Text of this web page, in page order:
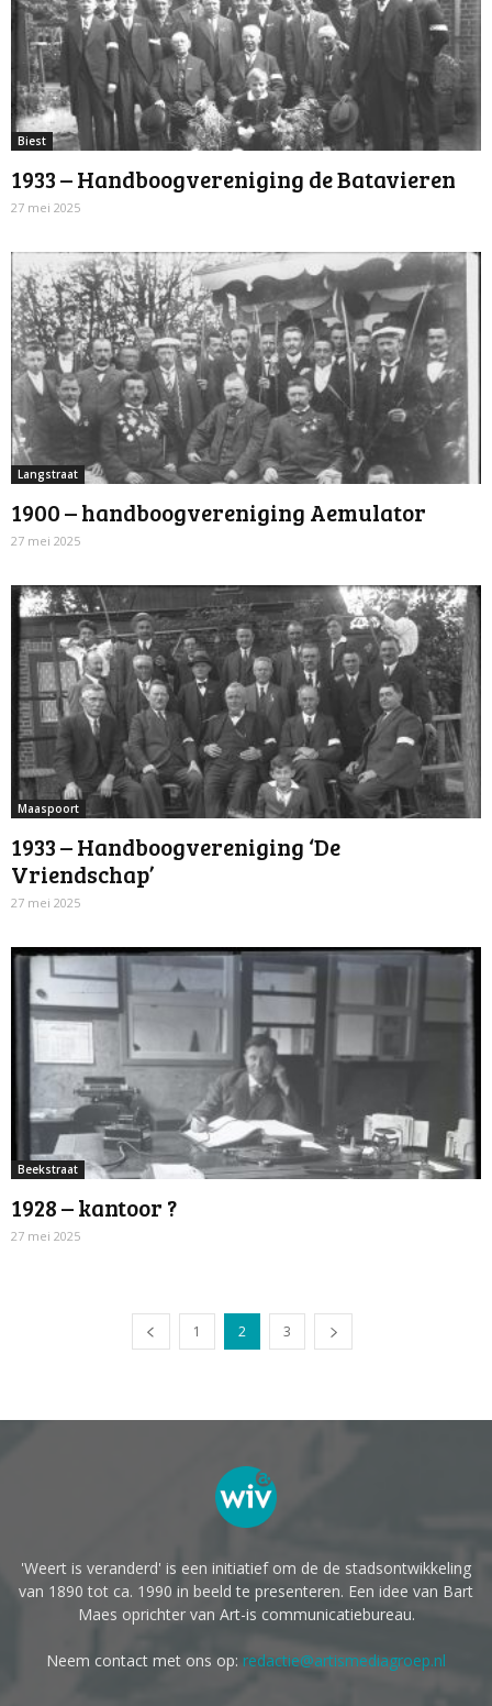
Biest
1933 – Handboogvereniging de Batavieren
27 mei 2025
Langstraat
1900 – handboogvereniging Aemulator
27 mei 2025
Maaspoort
1933 – Handboogvereniging ‘De
Vriendschap’
27 mei 2025
Beekstraat
1928 – kantoor ?
27 mei 2025
1 2 3
'Weert is veranderd' is een initiatief om de de stadsontwikkeling
van 1890 tot ca. 1990 in beeld te presenteren. Een idee van Bart
Maes oprichter van Art-is communicatiebureau.
Neem contact met ons op: redactie@artismediagroep.nl